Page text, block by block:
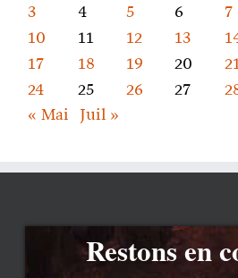
3
4 5 6 7
10
11 12 13
17
18 19 20
24
25 26 27
« Mai
Juil »
Restons en